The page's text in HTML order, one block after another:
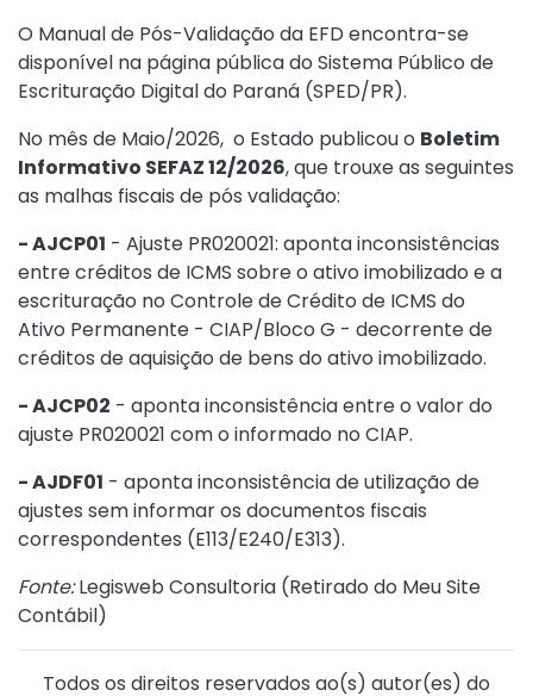
O Manual de Pós-Validação da EFD encontra-se
disponível na página pública do Sistema Público de
Escrituração Digital do Paraná (SPED/PR).
No mês de Maio/2026, o Estado publicou o Boletim
Informativo SEFAZ 12/2026, que trouxe as seguintes
as malhas fiscais de pós validação:
- AJCP01 - Ajuste PR020021: aponta inconsistências
entre créditos de ICMS sobre o ativo imobilizado e a
escrituração no Controle de Crédito de ICMS do
Ativo Permanente - CIAP/Bloco G - decorrente de
créditos de aquisição de bens do ativo imobilizado.
- AJCP02 - aponta inconsistência entre o valor do
ajuste PR020021 com o informado no CIAP.
- AJDF01 - aponta inconsistência de utilização de
ajustes sem informar os documentos fiscais
correspondentes (E113/E240/E313).
Fonte:Legisweb Consultoria (Retirado do Meu Site
Contábil)
Todos os direitos reservados ao(s) autor(es) do